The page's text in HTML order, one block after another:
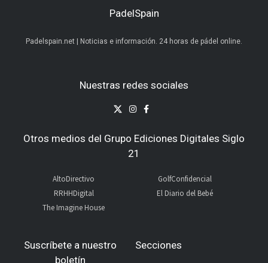
PadelSpain
Padelspain.net | Noticias e información. 24 horas de pádel online.
Nuestras redes sociales
Otros medios del Grupo Ediciones Digitales Siglo
21
AltoDirectivo
RRHHDigital
The Imagine House
GolfConfidencial
El Diario del Bebé
Suscríbete a nuestro
boletín
Secciones